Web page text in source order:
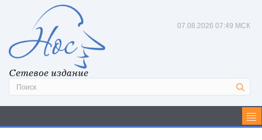
Сетевое издание
07.08.2026 07:49 МСК